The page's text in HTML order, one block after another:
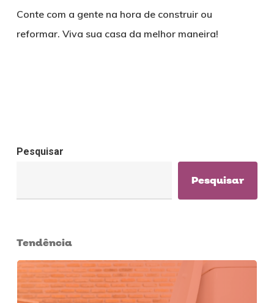
Conte com a gente na hora de construir ou
reformar. Viva sua casa da melhor maneira!
Pesquisar
Pesquisar
Tendência